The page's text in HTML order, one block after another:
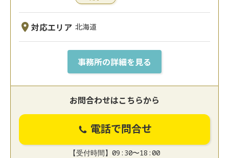
対応エリア 北海道
事務所の詳細を見る
お問合わせはこちらから
電話で問合せ
【受付時間】09:30〜18:00